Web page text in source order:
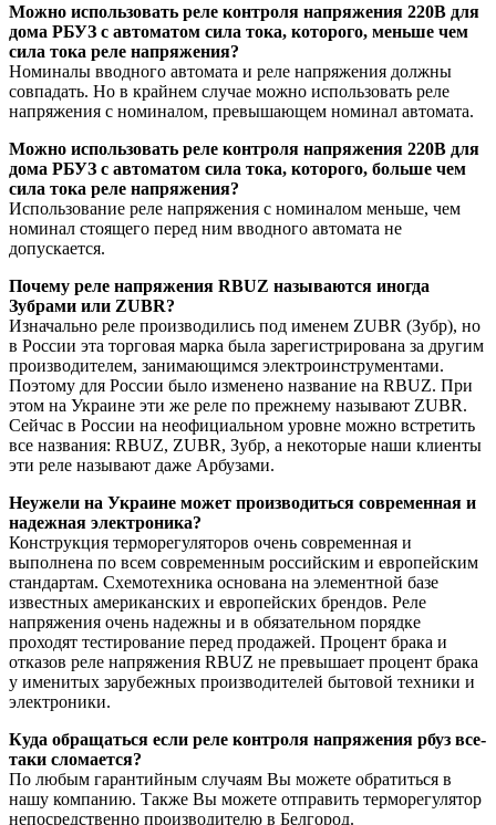
Можно использовать реле контроля напряжения 220В для
дома РБУЗ с автоматом сила тока, которого, меньше чем
сила тока реле напряжения?
Номиналы вводного автомата и реле напряжения должны
совпадать. Но в крайнем случае можно использовать реле
напряжения с номиналом, превышающем номинал автомата.
Можно использовать реле контроля напряжения 220В для
дома РБУЗ с автоматом сила тока, которого, больше чем
сила тока реле напряжения?
Использование реле напряжения с номиналом меньше, чем
номинал стоящего перед ним вводного автомата не
допускается.
Почему реле напряжения RBUZ называются иногда
Зубрами или ZUBR?
Изначально реле производились под именем ZUBR (Зубр), но
в России эта торговая марка была зарегистрирована за другим
производителем, занимающимся электроинструментами.
Поэтому для России было изменено название на RBUZ. При
этом на Украине эти же реле по прежнему называют ZUBR.
Сейчас в России на неофициальном уровне можно встретить
все названия: RBUZ, ZUBR, Зубр, а некоторые наши клиенты
эти реле называют даже Арбузами.
Неужели на Украине может производиться современная и
надежная электроника?
Конструкция терморегуляторов очень современная и
выполнена по всем современным российским и европейским
стандартам. Схемотехника основана на элементной базе
известных американских и европейских брендов. Реле
напряжения очень надежны и в обязательном порядке
проходят тестирование перед продажей. Процент брака и
отказов реле напряжения RBUZ не превышает процент брака
у именитых зарубежных производителей бытовой техники и
электроники.
Куда обращаться если реле контроля напряжения рбуз все-
таки сломается?
По любым гарантийным случаям Вы можете обратиться в
нашу компанию. Также Вы можете отправить терморегулятор
непосредственно производителю в Белгород.